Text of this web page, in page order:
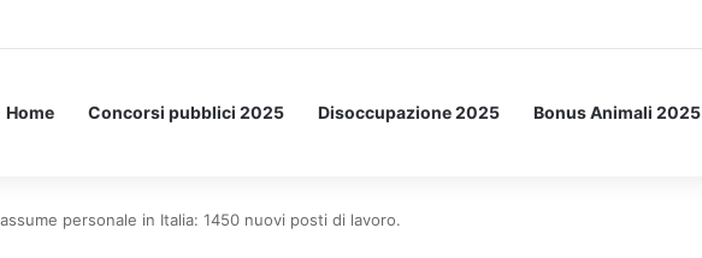
Pagati per Stare a Letto: ecco l’esperimento spaziale.
Home Concorsi pubblici 2025 Disoccupazione 2025 Bonus Animali 2025
personale in Italia: 1450 nuovi posti di lavoro.